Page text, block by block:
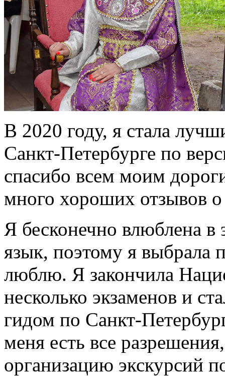
В 2020 году, я стала
Санкт-Петербурге по
спасибо всем моим
много хороших отзывов
Я бесконечно влюблена в
язык, поэтому я выбрала
люблю. Я закончила
несколько экзаменов и
гидом по Санкт-
меня есть все
организацию экскурсий